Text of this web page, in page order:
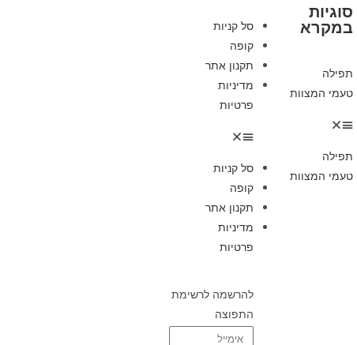
סוגיות
במקרא
תפילה
טעמי המצוות
תפילה
טעמי המצוות
סל קניות
קופה
תקנון אתר
מדיניות
פרטיות
סל קניות
קופה
תקנון אתר
מדיניות
פרטיות
להרשמה לרשימת
התפוצה